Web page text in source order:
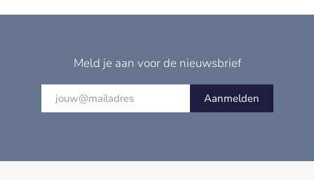
Meld je aan voor de nieuwsbrief
Aanmelden